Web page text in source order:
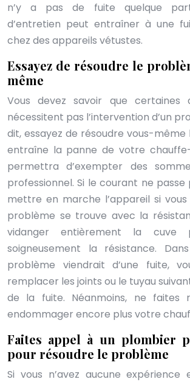
n’y a pas de fuite quelque
d’entretien peut entraîner à une
chez des appareils vétustes.
Essayez de résoudre le
même
Vous devez savoir que certaines
nécessitent pas l’intervention d’un
dit, essayez de résoudre vous-
entraîne la panne de votre
permettra d’exempter des
professionnel. Si le courant ne passe
mettre en marche l’appareil si vous
problème se trouve avec la
vidanger entièrement la cuve
soigneusement la résistance.
problème viendrait d’une fuite,
remplacer les joints ou le tuyau
de la fuite. Néanmoins, ne faites
endommager encore plus votre
Faites appel à un plombier
pour résoudre le problème
Si vous n’avez aucune expérience